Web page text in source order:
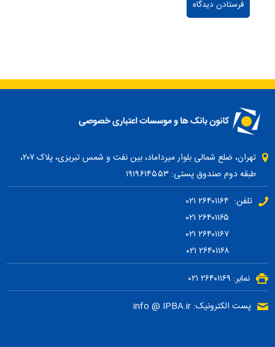
تهران، ضلع شمالی بلوار میرداماد، بین نفت و شمس تبریزی، پلاک ۲۰۷،
طبقه دوم صندوق پستی: ۱۹۱۹۶۱۴۵۵۳
تلفن: ۲۶۴۰۱۱۶۴ ۰۲۱
۲۶۴۰۱۱۶۷ ۰۲۱
۲۶۴۰۱۱۶۸ ۰۲۱
نمابر: ۲۶۴۰۱۱۶۹ ۰۲۱
پست الکترونیک: info @ IPBA.ir